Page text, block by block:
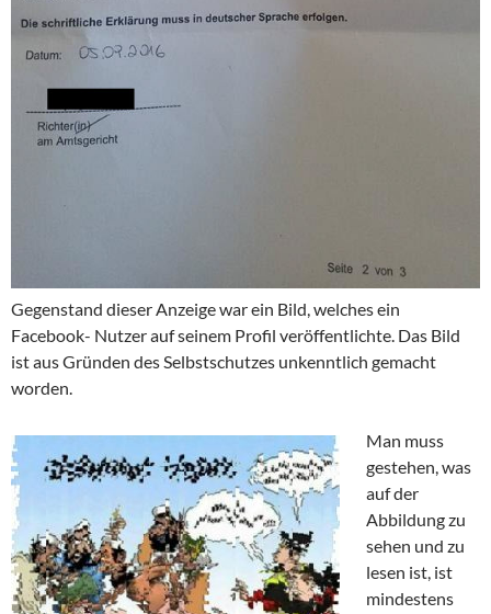
Gegenstand dieser Anzeige war ein Bild, welches ein
Facebook- Nutzer auf seinem Profil veröffentlichte. Das Bild
ist aus Gründen des Selbstschutzes unkenntlich gemacht
worden.
Man muss
gestehen, was
auf der
Abbildung zu
sehen und zu
lesen ist, ist
mindestens